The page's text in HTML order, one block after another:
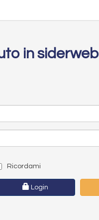
in siderweb
Ricordami
Login